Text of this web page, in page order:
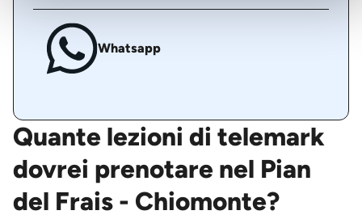
Whatsapp
Quante lezioni di telemark
dovrei prenotare nel Pian
del Frais - Chiomonte?